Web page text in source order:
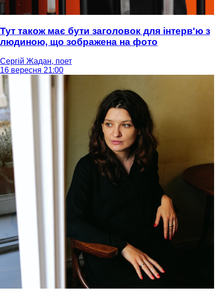
Тут також має бути заголовок для інтерв'ю з
людиною, що зображена на фото
Сергій Жадан, поет
16 вересня 21:00